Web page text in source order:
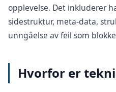
opplevelse. Det inkluderer
sidestruktur, meta-data,
unngåelse av feil som
Hvorfor er